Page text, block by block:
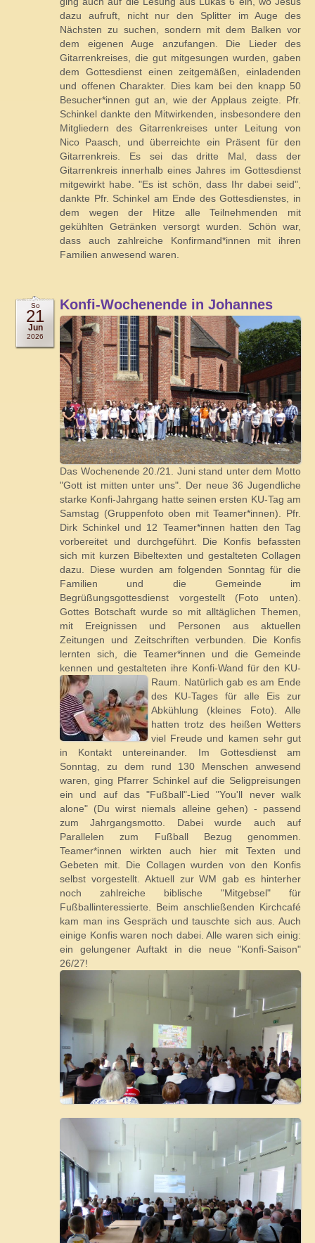
dazu aufruft, nicht nur den Splitter im Auge des
Nächsten zu suchen, sondern mit dem Balken vor
dem eigenen Auge anzufangen. Die Lieder des
Gitarrenkreises, die gut mit­gesungen wurden, gaben
dem Gottesdienst einen zeitgemäßen, einladenden
und offenen Charakter. Dies kam bei den knapp 50
Besucher*innen gut an, wie der Applaus zeigte. Pfr.
Schinkel dankte den Mitwirkenden, insbesondere den
Mitgliedern des Gitarrenkreises unter Leitung von
Nico Paasch, und überreichte ein Präsent für den
Gitarrenkreis. Es sei das dritte Mal, dass der
Gitarrenkreis innerhalb eines Jahres im Gottesdienst
mitgewirkt habe. "Es ist schön, dass Ihr dabei seid",
dankte Pfr. Schinkel am Ende des Gottesdienstes, in
dem wegen der Hitze alle Teilnehmenden mit
gekühlten Getränken versorgt wurden. Schön war,
dass auch zahlreiche Konfirmand*innen mit ihren
Familien anwesend waren.
So
21
Jun
2026
Konfi-Wochenende in Johannes
Das Wochenende 20./21. Juni stand unter dem Motto
"Gott ist mitten unter uns". Der neue 36 Jugendliche
starke Konfi-Jahrgang hatte seinen ersten KU-Tag am
Samstag (Gruppenfoto oben mit Teamer*innen). Pfr.
Dirk Schinkel und 12 Teamer*innen hatten den Tag
vorbereitet und durchgeführt. Die Konfis befassten
sich mit kurzen Bibeltexten und gestalteten Collagen
dazu. Diese wurden am folgenden Sonntag für die
Familien und die Gemeinde im
Begrüßungsgottesdienst vorgestellt (Foto unten).
Gottes Botschaft wurde so mit alltäglichen Themen,
mit Ereignissen und Personen aus aktuellen
Zeitungen und Zeitschriften verbunden. Die Konfis
lernten sich, die Teamer*innen und die Gemeinde
kennen und gestalteten ihre Konfi-Wand für den KU-
Raum. Natürlich gab es am Ende
des KU-Tages für alle Eis zur
Abkühlung (kleines Foto). Alle
hatten trotz des heißen Wetters
viel Freude und kamen sehr gut
in Kontakt untereinander. Im Gottesdienst am
Sonntag, zu dem rund 130 Menschen anwesend
waren, ging Pfarrer Schinkel auf die Seligpreisungen
ein und auf das "Fußball"-Lied "You'll never walk
alone" (Du wirst niemals alleine gehen) - passend
zum Jahrgangsmotto. Dabei wurde auch auf
Parallelen zum Fußball Bezug genommen.
Teamer*innen wirkten auch hier mit Texten und
Gebeten mit. Die Collagen wurden von den Konfis
selbst vorgestellt. Aktuell zur WM gab es hinterher
noch zahlreiche biblische "Mitgebsel" für
Fußballinteressierte. Beim anschließenden Kirchcafé
kam man ins Gespräch und tauschte sich aus. Auch
einige Konfis waren noch dabei. Alle waren sich einig:
ein gelungener Auftakt in die neue "Konfi-Saison"
26/27!